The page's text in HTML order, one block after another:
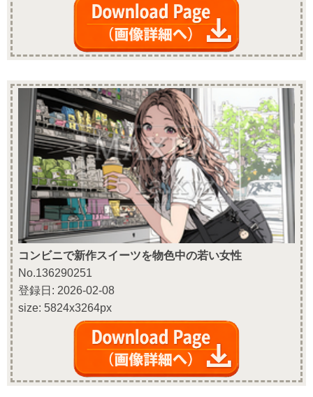
コンビニで新作スイーツを物色中の若い女性
No.136290251
登録日: 2026-02-08
size: 5824x3264px